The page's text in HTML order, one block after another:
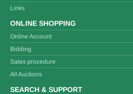
Links
ONLINE SHOPPING
Online Account
Bidding
Sales procedure
All Auctions
SEARCH & SUPPORT